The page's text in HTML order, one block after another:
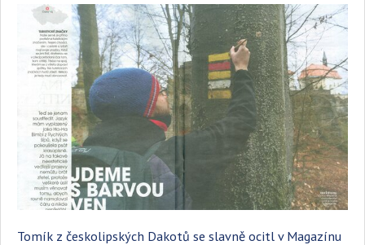
Tomík z českolipských Dakotů se slavně ocitl v Magazínu